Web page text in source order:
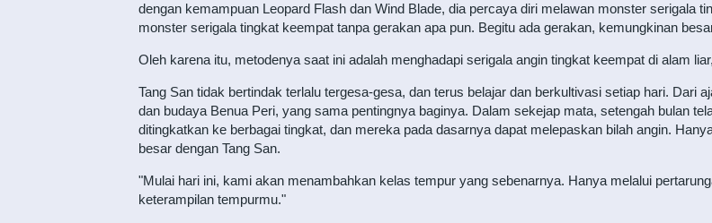
dengan kemampuan Leopard Flash dan Wind Blade, dia percaya diri melawan monster serigala
monster serigala tingkat keempat tanpa gerakan apa pun. Begitu ada gerakan, kemungkinan
Oleh karena itu, metodenya saat ini adalah menghadapi serigala angin tingkat keempat di alam
Tang San tidak bertindak terlalu tergesa-gesa, dan terus belajar dan berkultivasi setiap hari. Dari
dan budaya Benua Peri, yang sama pentingnya baginya. Dalam sekejap mata, setengah bulan
ditingkatkan ke berbagai tingkat, dan mereka pada dasarnya dapat melepaskan bilah angin.
besar dengan Tang San.
"Mulai hari ini, kami akan menambahkan kelas tempur yang sebenarnya. Hanya melalui
keterampilan tempurmu."